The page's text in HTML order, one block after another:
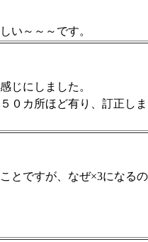
い～～～です。
にしました。
０カ所ほど有り、訂正し
とですが、なぜ×3になる